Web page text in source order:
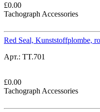
£0.00
Tachograph Accessories
Red Seal, Kunststoffplombe,
Арт.: TT.701
£0.00
Tachograph Accessories